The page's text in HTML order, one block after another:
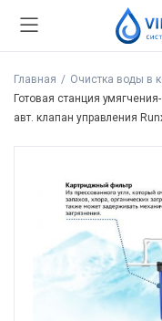
Главная
Очистка воды в
Готовая станция
авт. клапан управления